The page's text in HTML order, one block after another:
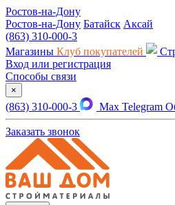
Ростов-на-Дону
Ростов-на-Дону Батайск Аксай
(863) 310-000-3
Магазины Клуб покупателей
Вход или регистрация
Способы связи
×
(863) 310-000-3 Max Telegram
Заказать звонок